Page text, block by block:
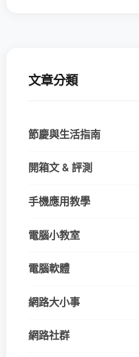
文章分類
節慶與生活指南
開箱文 & 評測
手機應用教學
電腦小教室
電腦軟體
網路大小事
網路社群